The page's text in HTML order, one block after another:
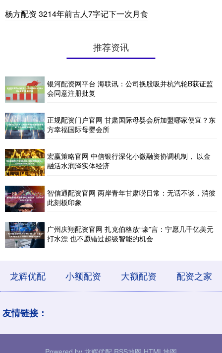
杨方配资 3214年前古人7字记下一次月食
推荐资讯
银河配资网平台 海联讯：公司换股吸并杭汽轮B获证监
会同意注册批复
正规配资门户官网 甘肃国际母婴会所加盟哪家便宜？东
方幸福国际母婴会所
宏赢策略官网 中信银行深化小微融资协调机制， 以金
融活水润泽实体经济
智信通配资官网 两岸青年甘肃唠日常：无话不谈，消彼
此刻板印象
广州庆翔配资官网 扎克伯格放“壕”言：宁愿几千亿美元
打水漂 也不愿错过超级智能的机会
龙辉优配 小额配资 大额配资 配资之家
友情链接：